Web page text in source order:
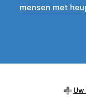
mensen met
Uw